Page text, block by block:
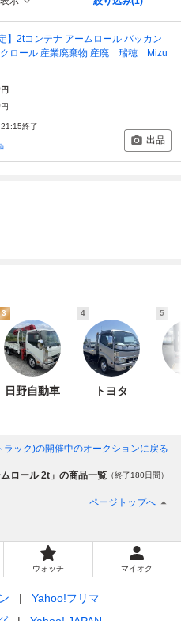
】2tコンテナ アームロール バッカン
クロール 産業廃棄物 産廃 瑞穂 Mizu
円
円
終了
出品
3
日野自動車
4
トヨタ
5
ラック)の開催中のオークションに戻る
ムロール 2t」の商品一覧 （終了180日間）
ページトップへ
ウォッチ マイオク
Yahoo!フリマ